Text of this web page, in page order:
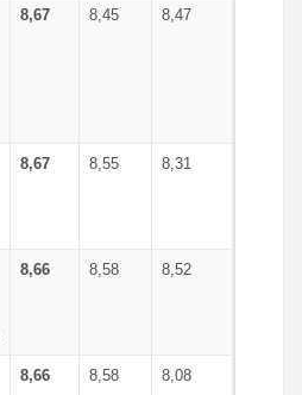
8,67 8,45 8,47
8,67 8,55 8,31
8,66 8,58 8,52
8,66 8,58 8,08